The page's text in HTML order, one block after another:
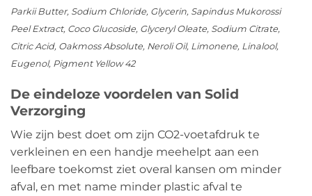
Parkii Butter, Sodium Chloride, Glycerin, Sapindus Mukorossi
Peel Extract, Coco Glucoside, Glyceryl Oleate, Sodium Citrate,
Citric Acid, Oakmoss Absolute, Neroli Oil, Limonene, Linalool,
Eugenol, Pigment Yellow 42
De eindeloze voordelen van Solid
Verzorging
Wie zijn best doet om zijn CO2-voetafdruk te
verkleinen en een handje meehelpt aan een
leefbare toekomst ziet overal kansen om minder
afval, en met name minder plastic afval te